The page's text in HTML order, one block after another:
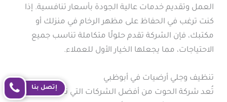
العمل وتقديم خدمات عالية الجودة بأسعار تنافسية. إذا
كنت ترغب في الحفاظ على مظهر الرخام في منزلك أو
مكتبك، فإن الشركة تقدم حلولًا متكاملة تناسب جميع
الاحتياجات، مما يجعلها الخيار الأول للعملاء.
تنظيف وجلي أرضيات في أبوظبي
تُعد شركة الحوت من أفضل الشركات التي تقدم خدمات
إتصل بنا